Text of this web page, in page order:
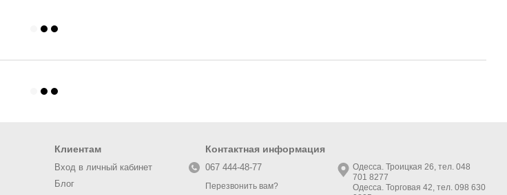
Клиентам
Вход в личный кабинет
Блог
Контактная информация
067 444-48-77
Перезвонить вам?
Одесса. Троицкая 26, тел. 048
701 8277
Одесса. Торговая 42, тел. 098 630